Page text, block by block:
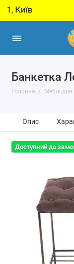
У
Банкетка
Головна Меблі
Опис
Доступний до